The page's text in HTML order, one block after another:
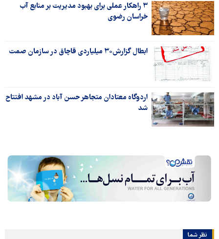
۳ راهکار عملی برای بهبود مدیریت بر منابع آب
خراسان رضوی
ابطال گزارش۳۰ میلیاردی قاچاق در سازمان صمت
اردوگاه معتادان متجاهر حسن آباد در مشهد افتتاح
شد
نظر شما